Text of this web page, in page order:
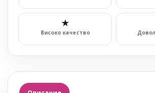
★
Високо качество